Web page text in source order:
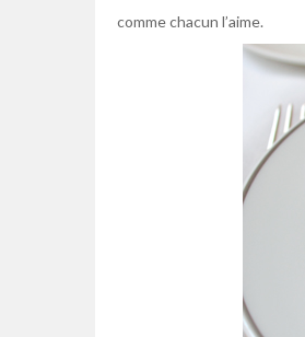
comme chacun l’aime.